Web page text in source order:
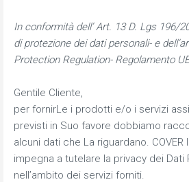
In conformità dell’ Art. 13 D. Lgs 196/
di protezione dei dati personali- e
Protection Regulation- Regolamento
Gentile Cliente,
per fornirLe i prodotti e/o i servizi
previsti in Suo favore dobbiamo
alcuni dati che La riguardano. COVER
impegna a tutelare la privacy dei Dati
nell’ambito dei servizi forniti.